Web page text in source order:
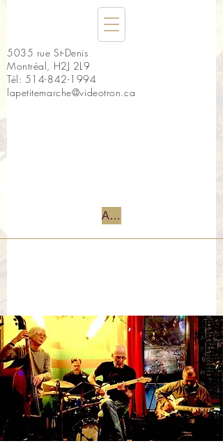
5035 rue St-Denis
Montréal, H2J 2L9
Tél: 514-842-1994
lapetitemarche@videotron.ca
Accueil